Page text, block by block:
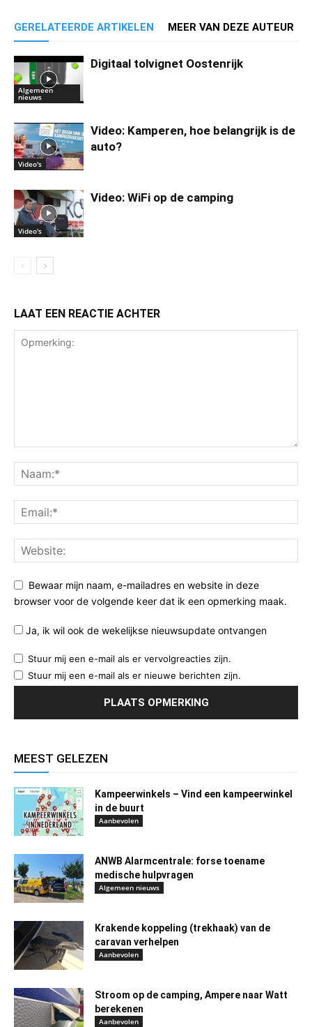
GERELATEERDE ARTIKELEN MEER VAN DEZE AUTEUR
Algemeen
nieuws
Digitaal tolvignet Oostenrijk
Video's
Video: Kamperen, hoe belangrijk is de
auto?
Video's
Video: WiFi op de camping
LAAT EEN REACTIE ACHTER
Bewaar mijn naam, e-mailadres en website in deze
browser voor de volgende keer dat ik een opmerking maak.
Ja, ik wil ook de wekelijkse nieuwsupdate ontvangen
Stuur mij een e-mail als er vervolgreacties zijn.
Stuur mij een e-mail als er nieuwe berichten zijn.
MEEST GELEZEN
Kampeerwinkels – Vind een kampeerwinkel
in de buurt
Aanbevolen
ANWB Alarmcentrale: forse toename
medische hulpvragen
Algemeen nieuws
Krakende koppeling (trekhaak) van de
caravan verhelpen
Aanbevolen
Stroom op de camping, Ampere naar Watt
berekenen
Aanbevolen